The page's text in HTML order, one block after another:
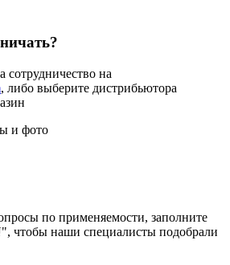
сотрудничество на
, либо выберите дистрибьютора
и фото
по применяемости, заполните
чтобы наши специалисты подобрали